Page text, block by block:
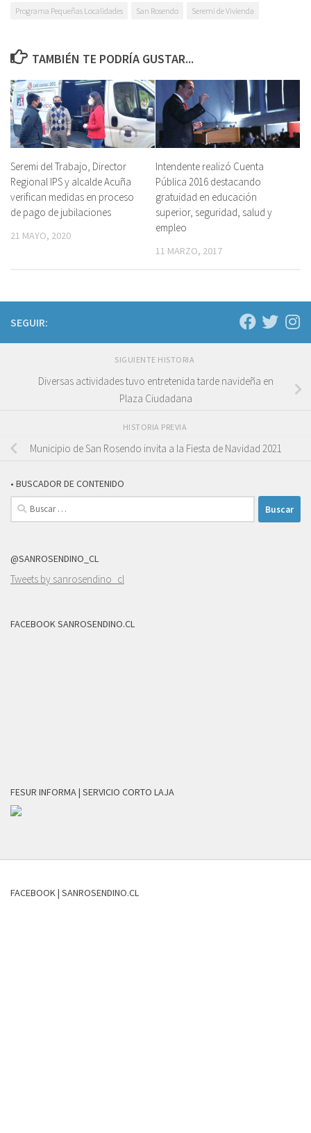
Programa Pequeñas Localidades
San Rosendo Seremi de Vivienda
TAMBIÉN TE PODRÍA GUSTAR...
Seremi del Trabajo, Director
Regional IPS y alcalde Acuña
verifican medidas en proceso
de pago de jubilaciones
21 MAYO, 2020
Intendente realizó Cuenta
Pública 2016 destacando
gratuidad en educación
superior, seguridad, salud y
empleo
11 MARZO, 2017
SEGUIR:
SIGUIENTE HISTORIA
Diversas actividades tuvo entretenida tarde navideña en
Plaza Ciudadana
HISTORIA PREVIA
Municipio de San Rosendo invita a la Fiesta de Navidad 2021
• BUSCADOR DE CONTENIDO
Buscar:
@SANROSENDINO_CL
Tweets by sanrosendino_cl
FACEBOOK SANROSENDINO.CL
FESUR INFORMA | SERVICIO CORTO LAJA
FACEBOOK | SANROSENDINO.CL